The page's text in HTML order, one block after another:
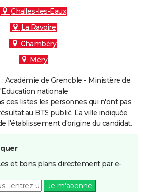
Challes-les-Eaux
La Ravoire
Chambéry
Méry
Académie de Grenoble - Ministère de
nationale
ces listes les personnes qui n'ont pas
au BTS publié. La ville indiquée
l'établissement d'origine du candidat.
et bons plans directement par e-
Je m'abonne